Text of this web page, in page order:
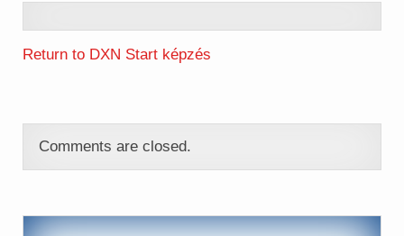
Return to DXN Start képzés
Comments are closed.